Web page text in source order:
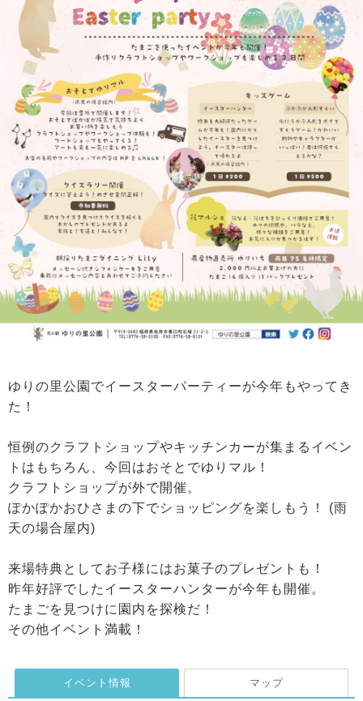
ゆりの里公園でイースターパーティーが今年もやってき
た！
恒例のクラフトショップやキッチンカーが集まるイベン
トはもちろん、今回はおそとでゆりマル！
クラフトショップが外で開催。
ぽかぽかおひさまの下でショッピングを楽しもう！ (雨
天の場合屋内)
来場特典としてお子様にはお菓子のプレゼントも！
昨年好評でしたイースターハンターが今年も開催。
たまごを見つけに園内を探検だ！
その他イベント満載！
イベント情報 マップ